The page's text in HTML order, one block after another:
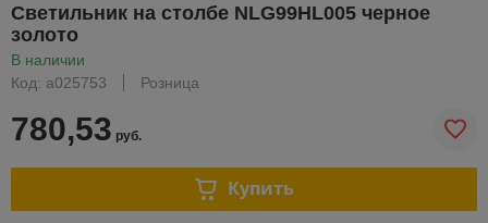
Светильник на столбе NLG99HL005 черное
золото
В наличии
Код: a025753
Розница
780,53 руб.
Купить